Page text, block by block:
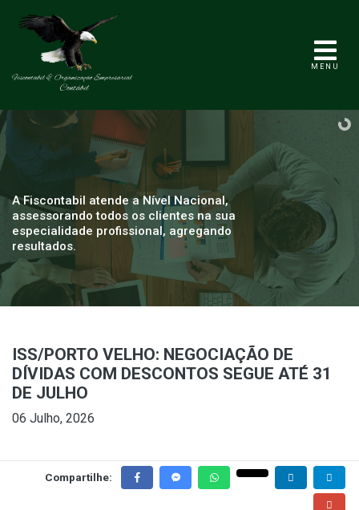
MENU
A Fiscontabil atende a Nível Nacional,
assessorando todos os clientes na sua
especialidade profissional, agregando
resultados.
ISS/PORTO VELHO: NEGOCIAÇÃO DE
DÍVIDAS COM DESCONTOS SEGUE ATÉ 31
DE JULHO
06 Julho, 2026
Compartilhe: